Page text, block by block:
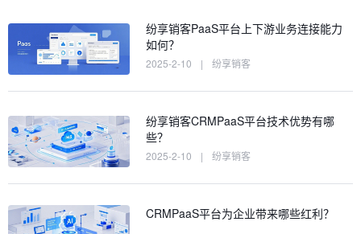
纷享销客PaaS平台上下游业务连接能力
如何？
2025-2-10 | 纷享销客
纷享销客CRMPaaS平台技术优势有哪
些？
2025-2-10 | 纷享销客
CRMPaaS平台为企业带来哪些红利？